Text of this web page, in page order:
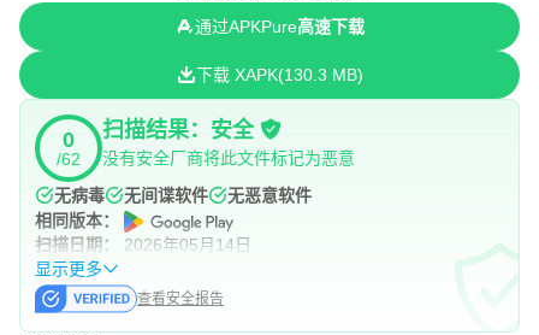
通过APKPure高速下载
下载 XAPK 130.3 MB
0
/62
扫描结果：安全
没有安全厂商将此文件标记为恶意
无病毒
无间谍软件
无恶意软件
相同版本：
扫描日期：
2026年05月14日
显示更多
查看安全报告